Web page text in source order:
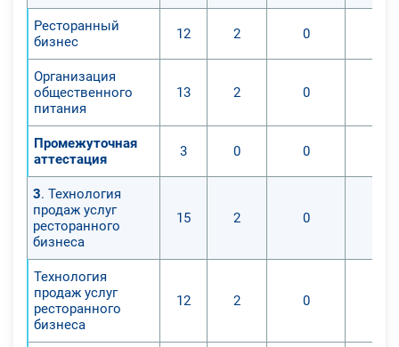
Ресторанный
бизнес
12 2 0
Организация
общественного
питания
13 2 0
Промежуточная
аттестация
3 0 0
3. Технология
продаж услуг
ресторанного
бизнеса
15 2 0
Технология
продаж услуг
ресторанного
бизнеса
12 2 0